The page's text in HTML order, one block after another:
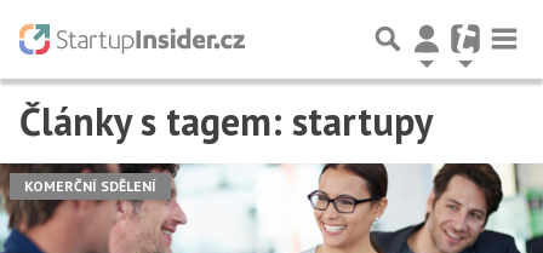
Články s tagem: startupy
KOMERČNÍ SDĚLENÍ
Předchozí 1 2 3 35